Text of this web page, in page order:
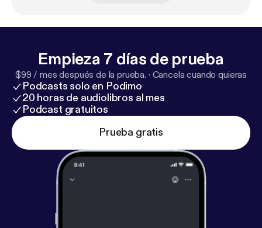
Empieza 7 días de prueba
$99 / mes después de la prueba. · Cancela cuando quieras
Podcasts solo en Podimo
20 horas de audiolibros al mes
Podcast gratuitos
Prueba gratis